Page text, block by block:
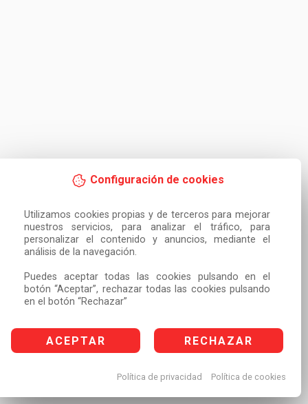
Configuración de cookies
Utilizamos cookies propias y de terceros para mejorar
nuestros servicios, para analizar el tráfico, para
personalizar el contenido y anuncios, mediante el
análisis de la navegación.
Puedes aceptar todas las cookies pulsando en el
botón “Aceptar”, rechazar todas las cookies pulsando
en el botón “Rechazar”
ACEPTAR RECHAZAR
Política de privacidad Política de cookies